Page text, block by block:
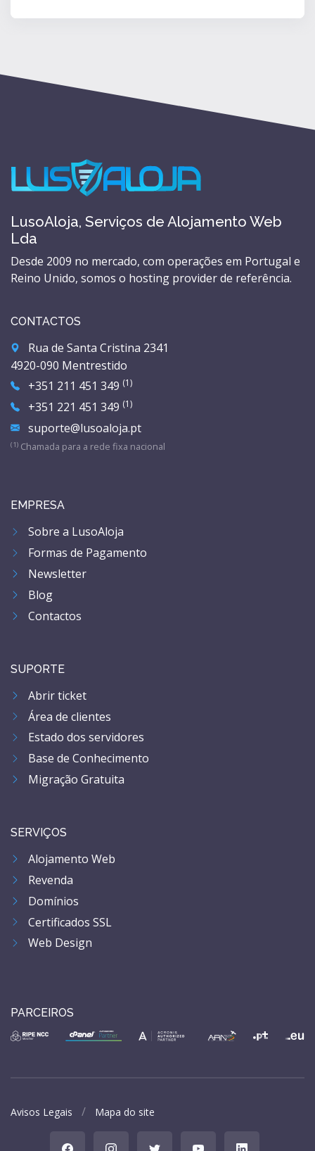
LusoAloja, Serviços de Alojamento Web
Lda
Desde 2009 no mercado, com operações em Portugal e
Reino Unido, somos o hosting provider de referência.
CONTACTOS
Rua de Santa Cristina 2341
4920-090 Mentrestido
+351 211 451 349 (1)
+351 221 451 349 (1)
suporte@lusoaloja.pt
(1) Chamada para a rede fixa nacional
EMPRESA
Sobre a LusoAloja
Formas de Pagamento
Newsletter
Blog
Contactos
SUPORTE
Abrir ticket
Área de clientes
Estado dos servidores
Base de Conhecimento
Migração Gratuita
SERVIÇOS
Alojamento Web
Revenda
Domínios
Certificados SSL
Web Design
PARCEIROS
Avisos Legais Mapa do site